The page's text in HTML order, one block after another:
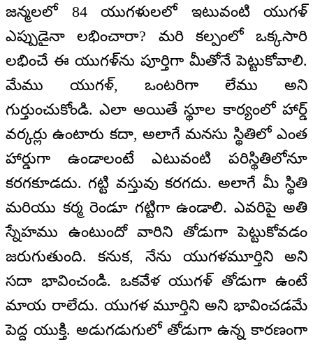
జన్మలలో 84 యుగళులలో ఇటువంటి యుగళ్
ఎప్పుడైనా లభించారా? మరి కల్పంలో ఒక్కసారి
లభించే ఈ యుగళ్‌ను పూర్తిగా మీతోనే పెట్టుకోవాలి.
మేము యుగళ్, ఒంటరిగా లేము అని
గుర్తుంచుకోండి. ఎలా అయితే స్థూల కార్యంలో హార్డ్
వర్కర్లు ఉంటారు కదా, అలాగే మనసు స్థితిలో ఎంత
హార్డుగా ఉండాలంటే ఎటువంటి పరిస్థితిలోనూ
కరగకూడదు. గట్టి వస్తువు కరగదు. అలాగే మీ స్థితి
మరియు కర్మ రెండూ గట్టిగా ఉండాలి. ఎవరిపై అతి
స్నేహము ఉంటుందో వారిని తోడుగా పెట్టుకోవడం
జరుగుతుంది. కనుక, నేను యుగళమూర్తిని అని
సదా భావించండి. ఒకవేళ యుగళ్ తోడుగా ఉంటే
మాయ రాలేదు. యుగళ మూర్తిని అని భావించడమే
పెద్ద యుక్తి. అడుగడుగులో తోడుగా ఉన్న కారణంగా